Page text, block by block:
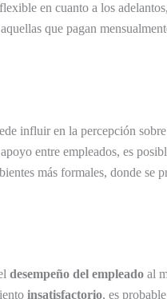
en cuanto a los
que pagan
influir en la percepción
entre empleados, es
más formales, donde se
desempeño del empleado al
insatisfactorio, es